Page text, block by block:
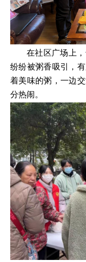
在社区广场上
纷纷被粥香吸引，
着美味的粥，一边
分热闹。